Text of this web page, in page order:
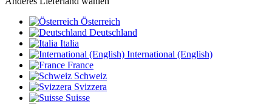
Österreich
Deutschland
Italia
International (English)
France
Schweiz
Svizzera
Suisse